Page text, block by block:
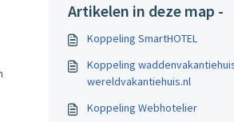
Artikelen in deze map -
Koppeling SmartHOTEL
Koppeling
wereldvakantiehuis.nl
Koppeling Webhotelier